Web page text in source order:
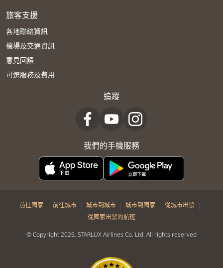
旅客支援
各地聯絡資訊
機場及交通資訊
意見回饋
可選服務及費用
追蹤
我們的手機服務
前往國家 | 前往城市 | 城市到城市 | 城市到國家 | 從城市出發 |
從國家出發的航班
© Copyright 2026. STARLUX Airlines Co. Ltd. All rights reserved